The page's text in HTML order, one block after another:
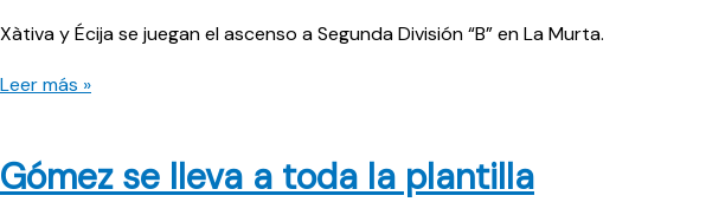
Xàtiva y Écija se juegan el ascenso a Segunda División “B” en La Murta.
Todo
Leer más »
Gómez se lleva a toda la plantilla